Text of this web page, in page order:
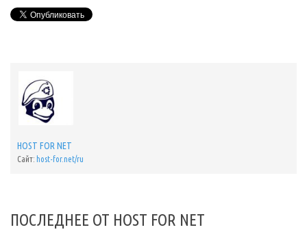
HOST FOR NET
Сайт: host-for.net/ru
ПОСЛЕДНЕЕ ОТ HOST FOR NET